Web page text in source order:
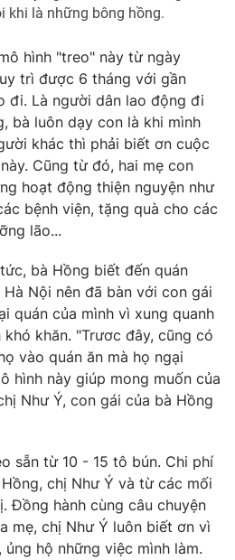
khi là những bông hồng.
hình "treo" này từ ngày
trì được 6 tháng với gần
đi. Là người dân lao động đi
bà luôn dạy con là khi mình
khác thì phải biết ơn cuộc
Cũng từ đó, hai mẹ con
hoạt động thiện nguyện như
bệnh viện, tặng quà cho các
lão...
bà Hồng biết đến quán
Nội nên đã bàn với con gái
quán của mình vì xung quanh
khăn. "Trươc đây, cũng có
vào quán ăn mà họ ngại
hình này giúp mong muốn của
Như Ý, con gái của bà Hồng
sẵn từ 10 - 15 tô bún. Chi phí
chị Như Ý và từ các mối
Đồng hành cùng câu chuyện
mẹ, chị Như Ý luôn biết ơn vì
hộ những việc mình làm.